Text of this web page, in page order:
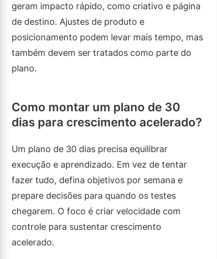
geram impacto rápido, como criativo e página
de destino. Ajustes de produto e
posicionamento podem levar mais tempo, mas
também devem ser tratados como parte do
plano.
Como montar um plano de 30
dias para crescimento acelerado?
Um plano de 30 dias precisa equilibrar
execução e aprendizado. Em vez de tentar
fazer tudo, defina objetivos por semana e
prepare decisões para quando os testes
chegarem. O foco é criar velocidade com
controle para sustentar crescimento
acelerado.